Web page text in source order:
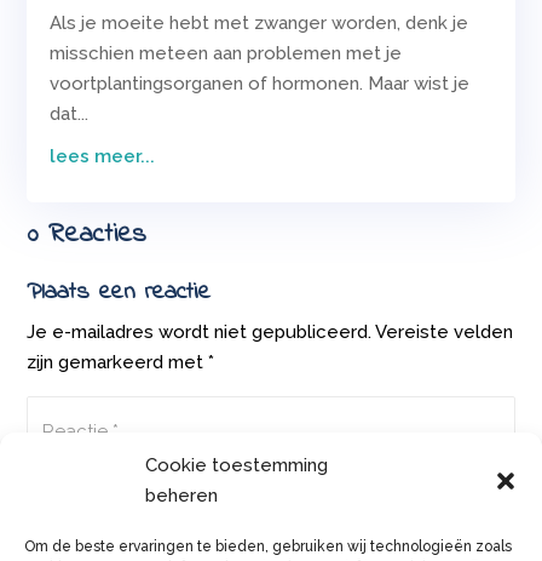
Cookie toestemming
beheren
Om de beste ervaringen te bieden, gebruiken wij technologieën zoals
Als je moeite hebt met zwanger worden, denk je
misschien meteen aan problemen met je
voortplantingsorganen of hormonen. Maar wist je
dat...
lees meer...
0 Reacties
Plaats een reactie
Je e-mailadres wordt niet gepubliceerd. Vereiste velden
zijn gemarkeerd met*